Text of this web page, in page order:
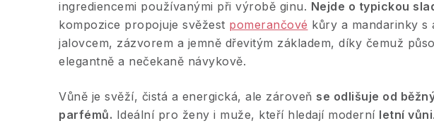
ingrediencemi používanými při výrobě ginu. Nejde o typickou
kompozice propojuje svěžest pomerančové kůry a mandarinky s
jalovcem, zázvorem a jemně dřevitým základem, díky čemuž
elegantně a nečekaně návykově.
Vůně je svěží, čistá a energická, ale zároveň se odlišuje od
parfémů. Ideální pro ženy i muže, kteří hledají moderní letní vůni.